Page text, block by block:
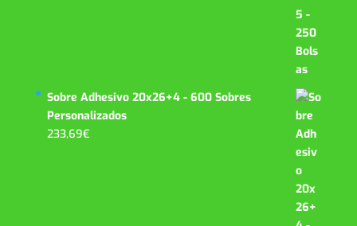
Sobre Adhesivo 20x26+4 - 600 Sobres
Personalizados
233,69€